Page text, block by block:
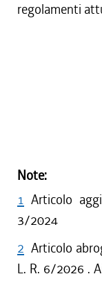
regolamenti
Note:
1 Articolo
3/2024
2 Articolo
L. R. 6/2026 .